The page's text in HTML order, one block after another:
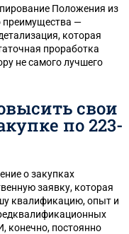
Положения из
преимущества —
которая
проработка
не самого лучшего
свои
по 223-
о закупках
заявку, которая
квалификацию, опыт и
конечно, постоянно